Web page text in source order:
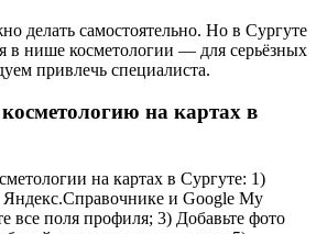
делать самостоятельно. Но в Сургуте
в нише косметологии — для серьёзных
привлечь специалиста.
на картах в
на картах в Сургуте: 1)
Яндекс.Справочнике и Google My
все поля профиля; 3) Добавьте фото